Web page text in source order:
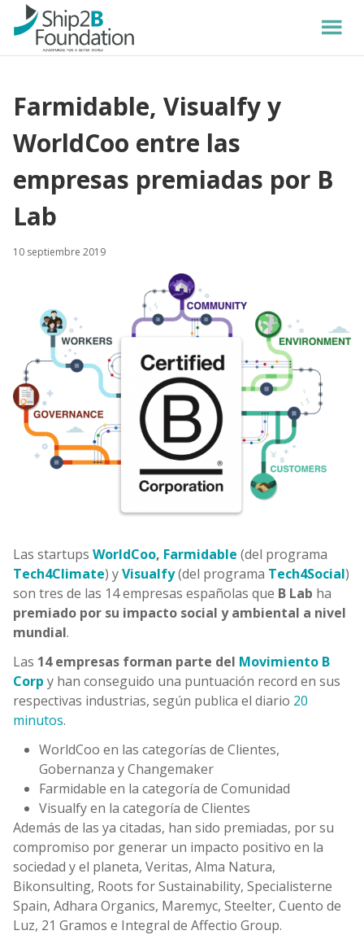
Farmidable, Visualfy y
WorldCoo entre las
empresas premiadas por B
Lab
10 septiembre 2019
Las startups WorldCoo, Farmidable (del programa
Tech4Climate) yVisualfy(del programa Tech4Social)
son tres de las 14 empresas españolas que B Lab ha
premiado por su impacto social y ambiental a nivel
mundial.
Las 14 empresas forman parte del Movimiento B
Corp y han conseguido una puntuación record en sus
respectivas industrias, según publica el diario 20
minutos.
WorldCoo en las categorías de Clientes,
Gobernanza y Changemaker
Farmidable en la categoría de Comunidad
Visualfy en la categoría de Clientes
Además de las ya citadas, han sido premiadas, por su
compromiso por generar un impacto positivo en la
sociedad y el planeta, Veritas, Alma Natura,
Bikonsulting, Roots for Sustainability, Specialisterne
Spain, Adhara Organics, Maremyc, Steelter, Cuento de
Luz, 21 Gramos e Integral de Affectio Group.